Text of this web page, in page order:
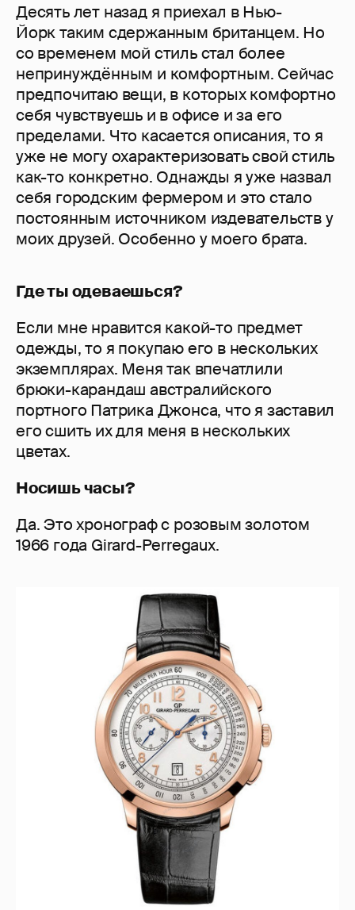
Десять лет назад я приехал в Нью-
Йорк таким сдержанным британцем. Но
со временем мой стиль стал более
непринуждённым и комфортным. Сейчас
предпочитаю вещи, в которых комфортно
себя чувствуешь и в офисе и за его
пределами. Что касается описания, то я
уже не могу охарактеризовать свой стиль
как-то конкретно. Однажды я уже назвал
себя городским фермером и это стало
постоянным источником издевательств у
моих друзей. Особенно у моего брата.
Где ты одеваешься?
Если мне нравится какой-то предмет
одежды, то я покупаю его в нескольких
экземплярах. Меня так впечатлили
брюки-карандаш австралийского
портного Патрика Джонса, что я заставил
его сшить их для меня в нескольких
цветах.
Носишь часы?
Да. Это хронограф с розовым золотом
1966 года Girard-Perregaux.